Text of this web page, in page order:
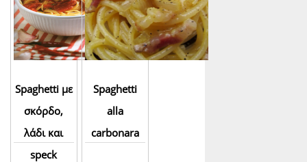
Spaghetti με
σκόρδο,
λάδι και
speck
Spaghetti
alla
carbonara